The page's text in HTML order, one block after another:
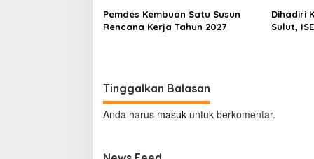
Pemdes Kembuan Satu Susun
Rencana Kerja Tahun 2027
Dihadiri
Sulut,
Tinggalkan Balasan
Anda harus masuk untuk berkomentar.